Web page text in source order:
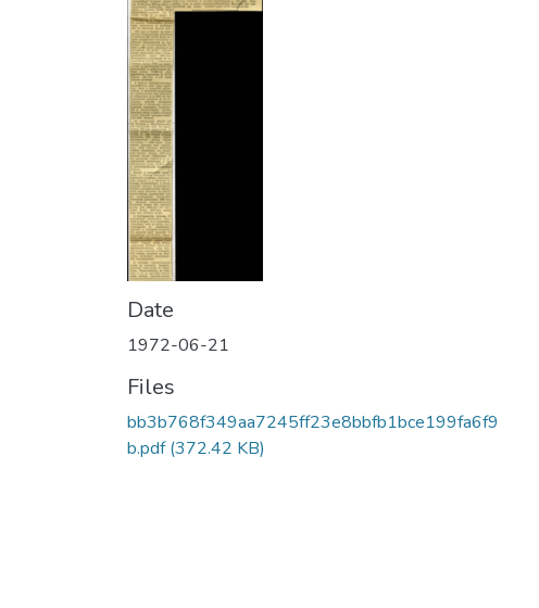
Date
1972-06-21
Files
bb3b768f349aa7245ff23e8bbfb1bce199fa6f9
b.pdf(372.42 KB)